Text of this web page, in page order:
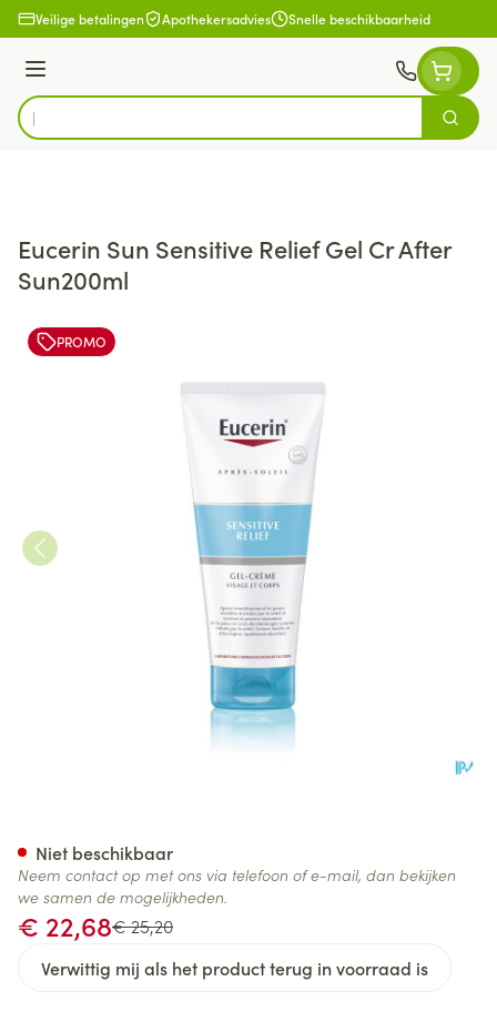
Ga naar de inhoud
Veilige betalingen Apothekersadvies Snelle beschikbaarheid
Menu
Product, merk, categorie...
Zoek
Eucerin Sun Sensitive Relief Gel Cr After
Sun200ml
PROMO
Adviesprijs
€ 25,20
Promotie prijs
€ 22,68
Verwittig mij als het product terug in voorraad is
Niet beschikbaar
Neem contact op met ons via telefoon of e-mail, dan bekijken
we samen de mogelijkheden.